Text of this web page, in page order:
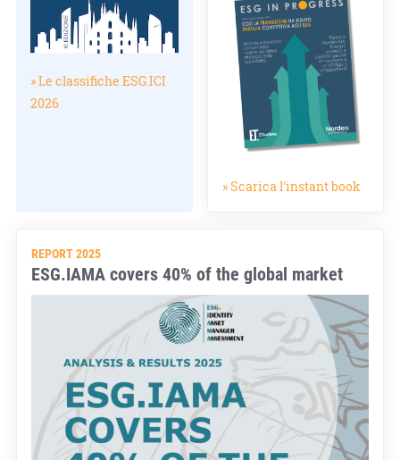
» Le classifiche ESG.ICI
2026
» Scarica l'instant book
REPORT 2025
ESG.IAMA covers 40% of the global market